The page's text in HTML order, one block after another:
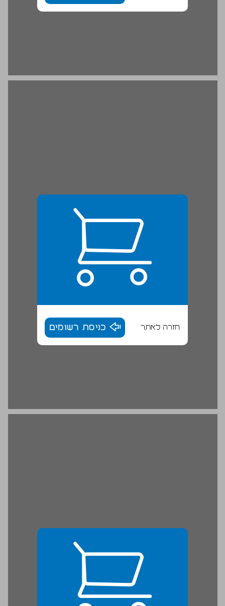
חזרה לאתר כניסת רשומים
פרק ב הלכה ומעשה בתקופת הגאונים ... 21